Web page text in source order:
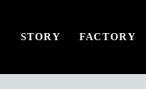
STORY FACTORY